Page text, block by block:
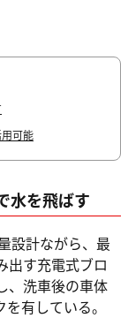
可能
水を飛ばす
設計ながら、最
出す充電式ブロ
、洗車後の車体
有している。